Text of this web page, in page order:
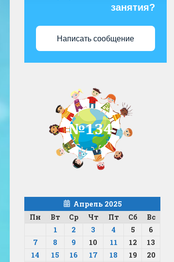
занятия?
Написать сообщение
Апрель 2025
Пн
Вт Ср Чт Пт Сб Вс
1 2 3 4 5
6
7
8 9 10 11 12
13
14
15 16 17 18 19
20